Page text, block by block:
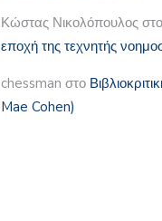
Κώστας Νικολόπουλος στο
εποχή της τεχνητής
chessman στο
Mae Cohen)